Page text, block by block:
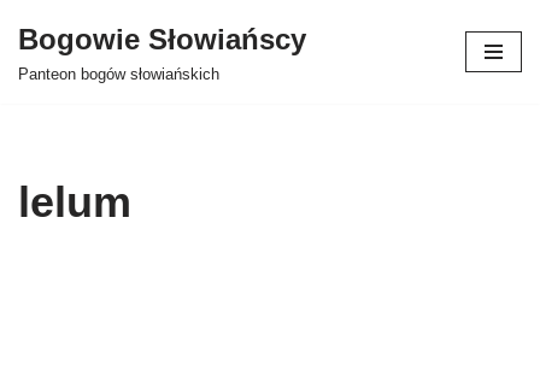
Przejdź
Bogowie Słowiańscy
Panteon bogów słowiańskich
lelum